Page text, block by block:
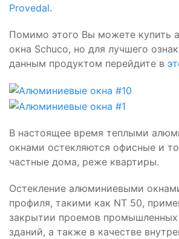
Provedal.
Помимо этого Вы можете купить
окна Schuco, но для лучшего
данным продуктом перейдите в
В настоящее время теплыми
окнами остекляются офисные и
частные дома, реже квартиры.
Остекление алюминиевыми
профиля, такими как NT 50,
закрытии проемов
зданий, а также в качестве